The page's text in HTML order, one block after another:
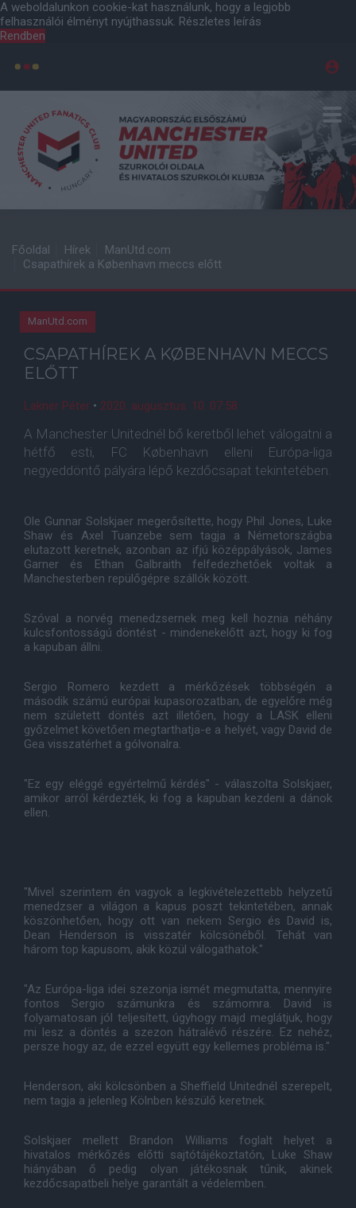
A weboldalunkon cookie-kat használunk, hogy a legjobb
felhasználói élményt nyújthassuk. Részletes leírás
Rendben
Főoldal Hírek
ManUtd.com
Csapathírek a København meccs előtt
ManUtd.com
CSAPATHÍREK A KØBENHAVN MECCS
ELŐTT
Lakner Péter • 2020. augusztus. 10. 07:58
A Manchester Unitednél bő keretből lehet válogatni a
hétfő esti, FC København elleni Európa-liga
negyeddöntő pályára lépő kezdőcsapat tekintetében.
Ole Gunnar Solskjaer megerősítette, hogy Phil Jones, Luke
Shaw és Axel Tuanzebe sem tagja a Németországba
elutazott keretnek, azonban az ifjú középpályások, James
Garner és Ethan Galbraith felfedezhetőek voltak a
Manchesterben repülőgépre szállók között.
Szóval a norvég menedzsernek meg kell hoznia néhány
kulcsfontosságú döntést - mindenekelőtt azt, hogy ki fog
a kapuban állni.
Sergio Romero kezdett a mérkőzések többségén a
második számú európai kupasorozatban, de egyelőre még
nem született döntés azt illetően, hogy a LASK elleni
győzelmet követően megtarthatja-e a helyét, vagy David de
Gea visszatérhet a gólvonalra.
"Ez egy eléggé egyértelmű kérdés" - válaszolta Solskjaer,
amikor arról kérdezték, ki fog a kapuban kezdeni a dánok
ellen.
"Mivel szerintem én vagyok a legkivételezettebb helyzetű
menedzser a világon a kapus poszt tekintetében, annak
köszönhetően, hogy ott van nekem Sergio és David is,
Dean Henderson is visszatér kölcsönéből. Tehát van
három top kapusom, akik közül válogathatok."
"Az Európa-liga idei szezonja ismét megmutatta, mennyire
fontos Sergio számunkra és számomra. David is
folyamatosan jól teljesített, úgyhogy majd meglátjuk, hogy
mi lesz a döntés a szezon hátralévő részére. Ez nehéz,
persze hogy az, de ezzel együtt egy kellemes probléma is."
Henderson, aki kölcsönben a Sheffield Unitednél szerepelt,
nem tagja a jelenleg Kölnben készülő keretnek.
Solskjaer mellett Brandon Williams foglalt helyet a
hivatalos mérkőzés előtti sajtótájékoztatón, Luke Shaw
hiányában ő pedig olyan játékosnak tűnik, akinek
kezdőcsapatbeli helye garantált a védelemben.